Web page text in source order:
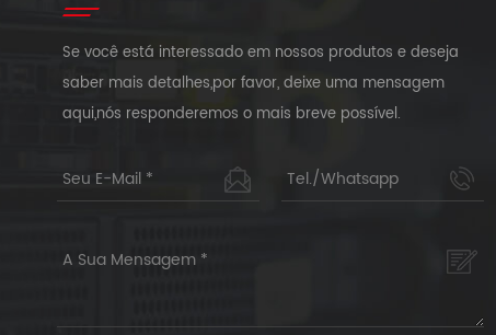
Se você está interessado em nossos produtos e deseja
saber mais detalhes,por favor, deixe uma mensagem
aqui,nós responderemos o mais breve possível.